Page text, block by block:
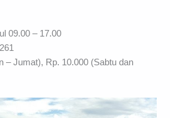
09.00 – 17.00
– Jumat), Rp. 10.000 (Sabtu dan